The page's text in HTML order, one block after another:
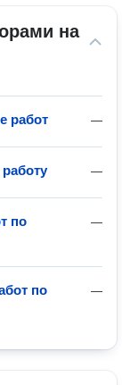
на
—
работ
—
—
по
—
по